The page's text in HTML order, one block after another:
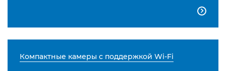

Компактные камеры с поддержкой Wi-Fi